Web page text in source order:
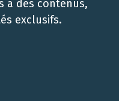
à des contenus,
exclusifs.